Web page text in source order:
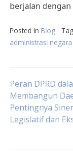
berjalan
Posted in Blog
administrasi negara
Post
Peran DPRD
Membangun
Pentingnya
Legislatif dan